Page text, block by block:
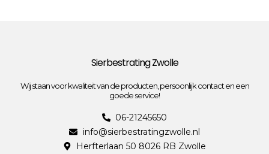
Sierbestrating Zwolle
Wij staan voor kwaliteit van de producten, persoonlijk contact en een
goede service!
06-21245650
info@sierbestratingzwolle.nl
Herfterlaan 50 8026 RB Zwolle